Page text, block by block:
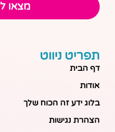
מצאו
תפריט ניווט
דף הבית
אודות
בלוג ידע זה הכוח שלך
הצהרת נגישות